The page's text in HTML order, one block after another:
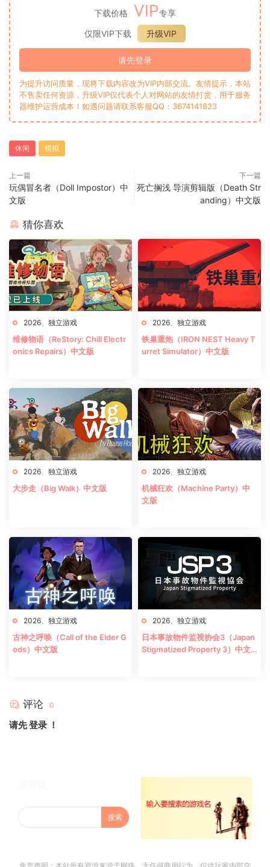
下载价格 VIP专享
仅限VIP下载
升级VIP
请先登录
为提升访问质量，现将下载内容改为VIP内部交流。友情提示，本站
不售卖任何资源，升级VIP仅代表个人对网站的友情打赏，用于服务
器维护运营成本！如遇问题请联系客服QQ：3674141823
休闲 模拟
上一篇
玩偶冒名者（Doll Impostor）中
文版
下一篇
死亡搁浅 导演剪辑版（Death Str
anding）中文版
猜你喜欢
2026 独立游戏
维修物语（ReStory: Chill Electr
onics Repairs）中文版
2026 独立游戏
铁巢重炮（IRON NEST Heavy T
urret Simulator）中文版
2026 独立游戏
大步走（Big Walk）中文版
2026 独立游戏
机械狂欢（Machine Party）中
文版
2026 独立游戏
古神之呼唤（Call of the Elder G
ods）中文版
2026 独立游戏
日本事故物件监视协会3（Japan
Stigmatized Property 3）中文
评论 0
请先登录 ！